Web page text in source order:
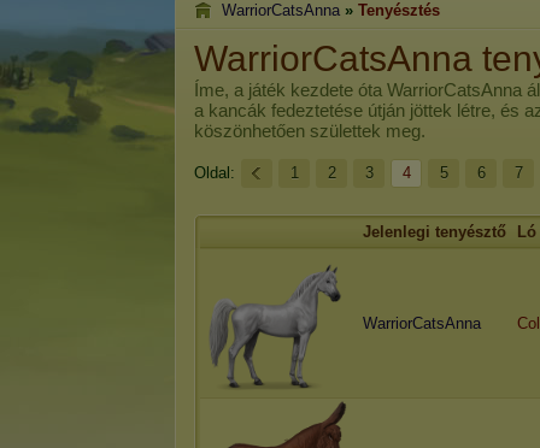
WarriorCatsAnna » Tenyésztés
WarriorCatsAnna
Íme, a játék kezdete óta WarriorCatsAnna
a kancák fedeztetése útján jöttek létre, és
köszönhetően születtek meg.
Oldal: 1 2 3 4 5 6 7
Jelenlegi tenyésztő Ló
WarriorCatsAnna